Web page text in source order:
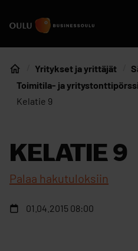
Etusivulle
Suomeksi
In english
Etusivu
Yritykset ja yrittäjät
Toimitila- ja yritystonttipörssi
Kelatie 9
KELATIE 9
Palaa hakutuloksiin
01.04.2015 08:00